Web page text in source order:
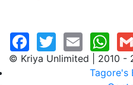
© Kriya Unlimited | 2010 -
Tagore's